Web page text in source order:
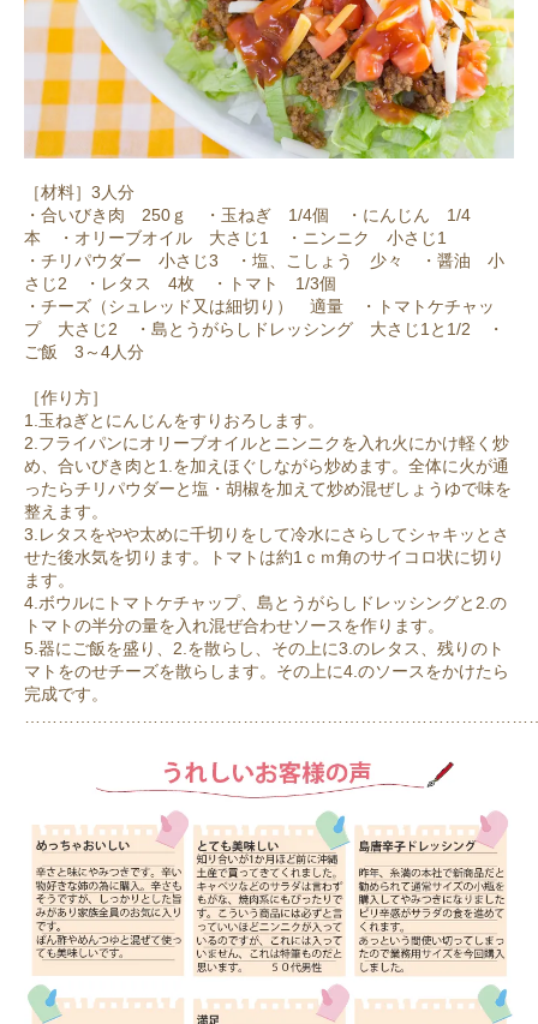
［材料］3人分
・合いびき肉 250ｇ ・玉ねぎ 1/4個 ・にんじん 1/4
本 ・オリーブオイル 大さじ1 ・ニンニク 小さじ1
・チリパウダー 小さじ3 ・塩、こしょう 少々 ・醤油 小
さじ2 ・レタス 4枚 ・トマト 1/3個
・チーズ（シュレッド又は細切り） 適量 ・トマトケチャッ
プ 大さじ2 ・島とうがらしドレッシング 大さじ1と1/2 ・
ご飯 3～4人分
［作り方］
1.玉ねぎとにんじんをすりおろします。
2.フライパンにオリーブオイルとニンニクを入れ火にかけ軽く炒
め、合いびき肉と1.を加えほぐしながら炒めます。全体に火が通
ったらチリパウダーと塩・胡椒を加えて炒め混ぜしょうゆで味を
整えます。
3.レタスをやや太めに千切りをして冷水にさらしてシャキッとさ
せた後水気を切ります。トマトは約1ｃｍ角のサイコロ状に切り
ます。
4.ボウルにトマトケチャップ、島とうがらしドレッシングと2.の
トマトの半分の量を入れ混ぜ合わせソースを作ります。
5.器にご飯を盛り、2.を散らし、その上に3.のレタス、残りのト
マトをのせチーズを散らします。その上に4.のソースをかけたら
完成です。